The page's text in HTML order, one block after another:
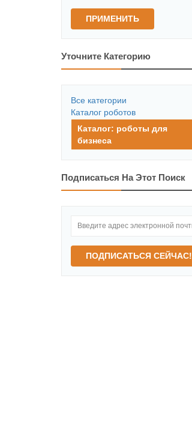
ПРИМЕНИТЬ
Уточните Категорию
Все категории
Каталог роботов
Каталог: роботы для
бизнеса
Подписаться На Этот Поиск
ПОДПИСАТЬСЯ СЕЙЧАС!